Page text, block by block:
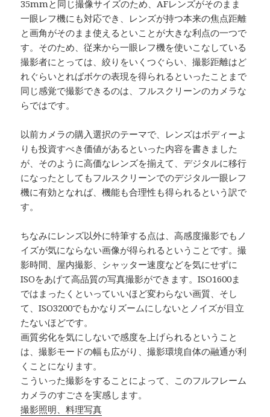
35mmと同じ撮像サイズのため、AFレンズがそのまま
一眼レフ機にも対応でき、レンズが持つ本来の焦点距離
と画角がそのまま使えるといことが大きな利点の一つで
す。そのため、従来から一眼レフ機を使いこなしている
撮影者にとっては、絞りをいくつぐらい、撮影距離はど
れぐらいとればボケの表現を得られるといったことまで
同じ感覚で撮影できるのは、フルスクリーンのカメラな
らではです。
以前カメラの購入選択のテーマで、レンズはボディーよ
りも投資すべき価値があるといった内容を書きました
が、そのように高価なレンズを揃えて、デジタルに移行
になったとしてもフルスクリーンでのデジタル一眼レフ
機に有効となれば、機能も合理性も得られるという訳で
す。
ちなみにレンズ以外に特筆する点は、高感度撮影でもノ
イズが気にならない画像が得られるということです。撮
影時間、屋内撮影、シャッター速度などを気にせずに
ISOをあげて高品質の写真撮影ができます。ISO1600ま
ではまったくといっていいほど変わらない画質、そし
て、ISO3200でもかなりズームにしないとノイズが目立
たないほどです。
画質劣化を気にしないで感度を上げられるということ
は、撮影モードの幅も広がり、撮影環境自体の融通が利
くことになります。
こういった撮影をすることによって、このフルフレーム
カメラのすごさを実感します。
撮影照明、料理写真